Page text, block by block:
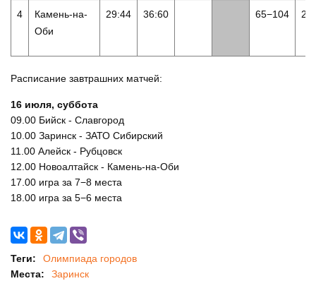
4
Камень-на-
Оби
29:44 36:60 65−104 2
Расписание завтрашних матчей:
16 июля, суббота
09.00 Бийск - Славгород
10.00 Заринск - ЗАТО Сибирский
11.00 Алейск - Рубцовск
12.00 Новоалтайск - Камень-на-Оби
17.00 игра за 7−8 места
18.00 игра за 5−6 места
Теги:
Олимпиада городов
Места:
Заринск